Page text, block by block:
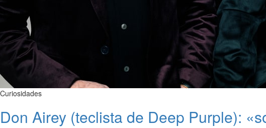
Curiosidades
Don Airey (teclista de Deep Purple):